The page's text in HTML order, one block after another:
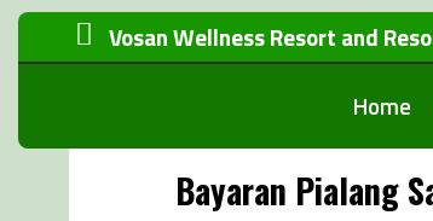
Vosan Wellness Resort and
Home
Bayaran Pialang